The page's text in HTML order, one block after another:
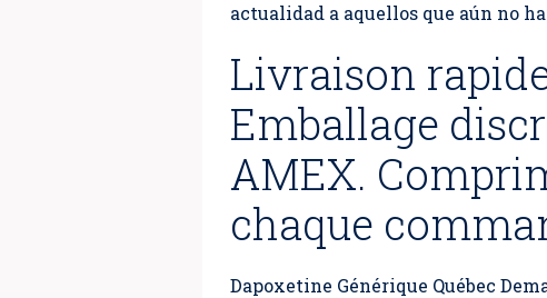
actualidad a aquellos que aún no
Livraison
Emballage
AMEX.
chaque
Dapoxetine Générique Québec